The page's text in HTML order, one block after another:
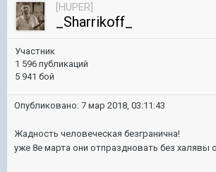
[HUPER]
_Sharrikoff_
Участник
1 596 публикаций
5 941 бой
Опубликовано: 7 мар 2018, 03:11:43
Жадность человеческая безгранична!
уже 8е марта они отпраздновать без халявы